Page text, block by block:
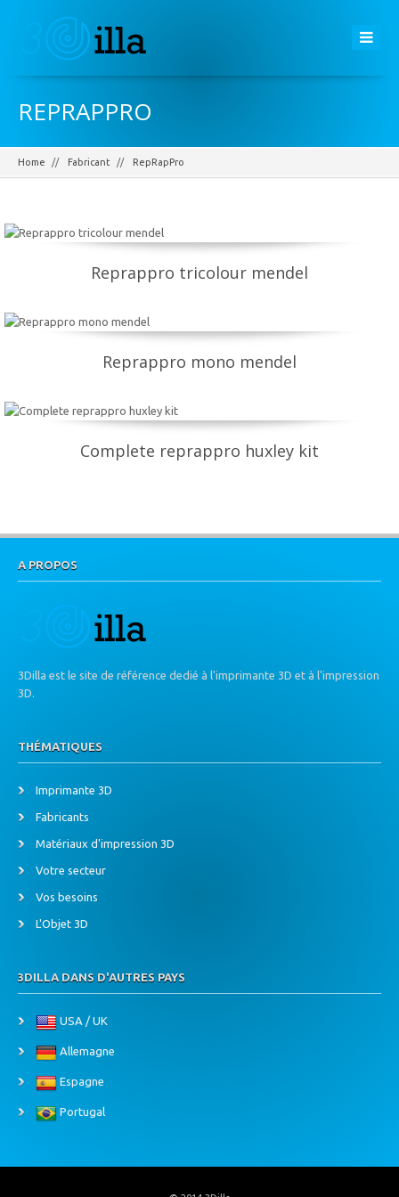
REPRAPPRO
Home Fabricant RepRapPro
Reprappro tricolour mendel
Reprappro mono mendel
Complete reprappro huxley kit
A PROPOS
3Dilla est le site de référence dedié à l'imprimante 3D et à l'impression
3D.
THÉMATIQUES
Imprimante 3D
Fabricants
Matériaux d'impression 3D
Votre secteur
Vos besoins
L'Objet 3D
3DILLA DANS D'AUTRES PAYS
USA / UK
Allemagne
Espagne
Portugal